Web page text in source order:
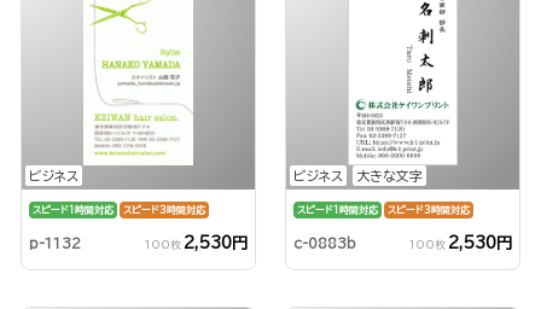
ビジネス
スピード1時間対応 スピード3時間対応
p-1132 100枚 2,530円
ビジネス 大きな文字
スピード1時間対応 スピード3時間対応
c-0883b 100枚 2,530円